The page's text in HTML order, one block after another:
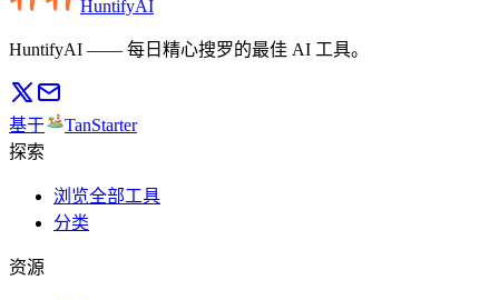
HuntifyAI
HuntifyAI —— 每日精心搜罗的最佳 AI 工具。
基于
TanStarter
探索
浏览全部工具
分类
资源